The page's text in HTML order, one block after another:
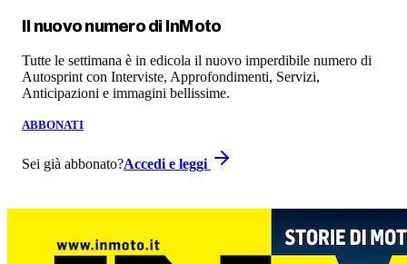
Il nuovo numero di InMoto
Tutte le settimana è in edicola il nuovo imperdibile numero di
Autosprint con Interviste, Approfondimenti, Servizi,
Anticipazioni e immagini bellissime.
ABBONATI
Sei già abbonato?Accedi e leggi